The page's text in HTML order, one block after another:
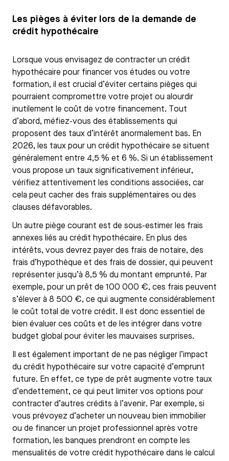
Les pièges à éviter lors de la demande de
crédit hypothécaire
Lorsque vous envisagez de contracter un crédit
hypothécaire pour financer vos études ou votre
formation, il est crucial d’éviter certains pièges qui
pourraient compromettre votre projet ou alourdir
inutilement le coût de votre financement. Tout
d’abord, méfiez-vous des établissements qui
proposent des taux d’intérêt anormalement bas. En
2026, les taux pour un crédit hypothécaire se situent
généralement entre 4,5 % et 6 %. Si un établissement
vous propose un taux significativement inférieur,
vérifiez attentivement les conditions associées, car
cela peut cacher des frais supplémentaires ou des
clauses défavorables.
Un autre piège courant est de sous-estimer les frais
annexes liés au crédit hypothécaire. En plus des
intérêts, vous devrez payer des frais de notaire, des
frais d’hypothèque et des frais de dossier, qui peuvent
représenter jusqu’à 8,5 % du montant emprunté. Par
exemple, pour un prêt de 100 000 €, ces frais peuvent
s’élever à 8 500 €, ce qui augmente considérablement
le coût total de votre crédit. Il est donc essentiel de
bien évaluer ces coûts et de les intégrer dans votre
budget global pour éviter les mauvaises surprises.
Il est également important de ne pas négliger l’impact
du crédit hypothécaire sur votre capacité d’emprunt
future. En effet, ce type de prêt augmente votre taux
d’endettement, ce qui peut limiter vos options pour
contracter d’autres crédits à l’avenir. Par exemple, si
vous prévoyez d’acheter un nouveau bien immobilier
ou de financer un projet professionnel après votre
formation, les banques prendront en compte les
mensualités de votre crédit hypothécaire dans le calcul